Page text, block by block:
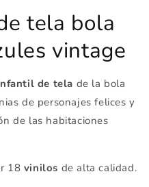
tela bola
vintage
de tela de la bola
de personajes felices y
de las habitaciones
18 vinilos de alta calidad.